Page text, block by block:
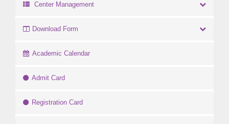
Center Management
Download Form
Academic Calendar
Admit Card
Registration Card